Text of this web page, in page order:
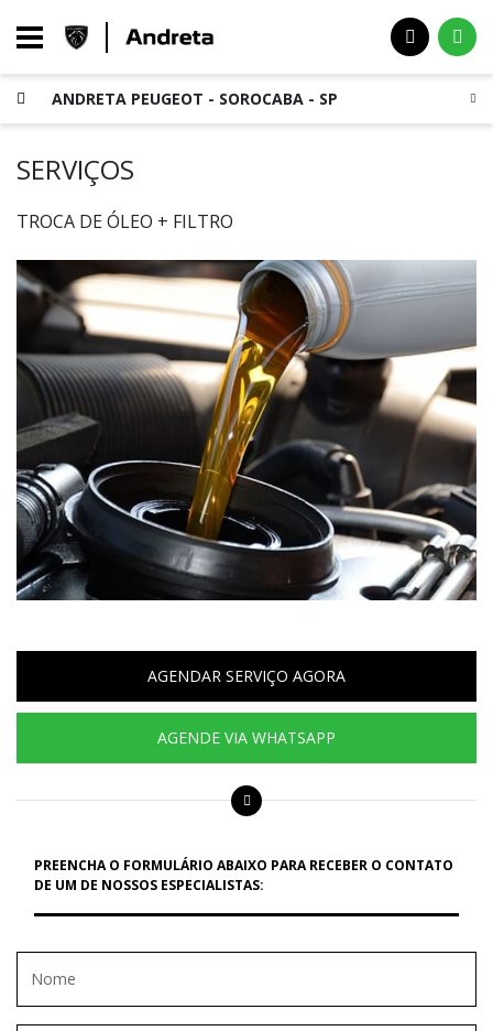
ANDRETA PEUGEOT - SOROCABA - SP
SERVIÇOS
TROCA DE ÓLEO + FILTRO
AGENDAR SERVIÇO AGORA
AGENDE VIA WHATSAPP
PREENCHA O FORMULÁRIO ABAIXO PARA RECEBER O CONTATO
DE UM DE NOSSOS ESPECIALISTAS: